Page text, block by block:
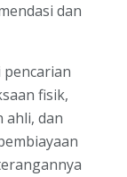
dan
pencarian
fisik,
ahli, dan